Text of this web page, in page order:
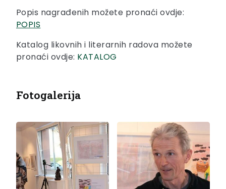
Popis nagrađenih možete pronaći ovdje:
POPIS
Katalog likovnih i literarnih radova možete
pronaći ovdje: KATALOG
Fotogalerija